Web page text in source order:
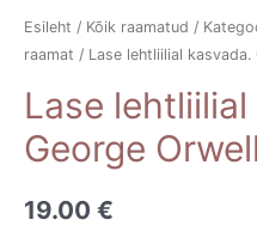
Esileht / Kõik raamatud /
raamat / Lase lehtliilial kasvada.
Lase
George
19.00 €